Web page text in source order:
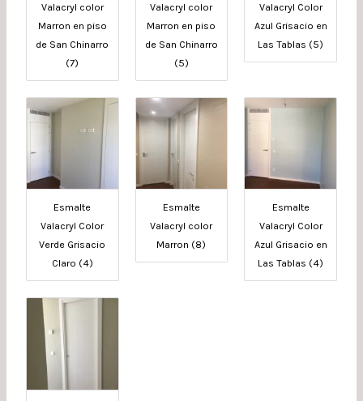
Valacryl color
Marron en piso
de San Chinarro
(7)
Valacryl color
Marron en piso
de San Chinarro
(5)
Valacryl Color
Azul Grisacio en
Las Tablas (5)
Esmalte
Valacryl Color
Verde Grisacio
Claro (4)
Esmalte
Valacryl color
Marron (8)
Esmalte
Valacryl Color
Azul Grisacio en
Las Tablas (4)